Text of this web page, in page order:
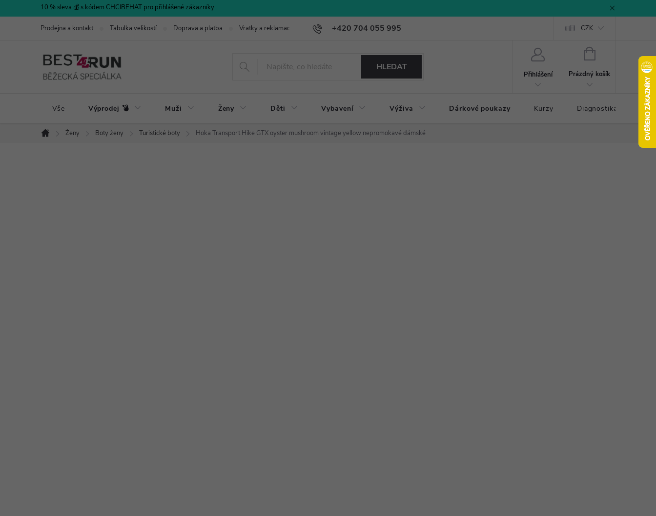
na
10 % sleva 💰 s kódem CHCIBEHAT pro přihlášené zákazníky
+420 704 055 995
Prodejna a kontakt Tabulka velikostí Doprava a platba Vratky a reklamace CZK
HLEDAT
Přihlášení
NÁKUPNÍ
Prázdný košík
Vše Výprodej 💣 Muži Ženy Děti Vybavení Výživa Dárkové poukazy Kurzy Diagnostika došlapu
Domů
Ženy Boty ženy Turistické boty Hoka Transport Hike GTX oyster mushroom vintage yellow nepromokavé dámské